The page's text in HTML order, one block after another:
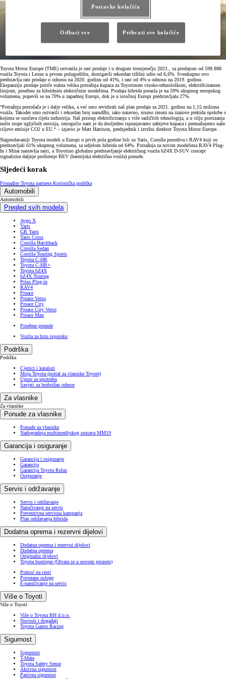
Toyota Motor Europe (TME) ostvarila je rast prodaje i u drugom tromjesečju 2021., sa prodajom od 598.888
vozila Toyota i Lexus u prvom polugodištu, dostigavši rekordan tržišni udio od 6,6%. Sveukupno ovo
predstavlja rast prodaje u odnosu na 2020. godinu od 41%, i rast od 4% u odnosu na 2019. godinu.
Ekspanziju prodaje potiče stalna velika potražnja kupaca za Toyotinom visoko-tehnološkom, elektrificiranom
linijom, posebno za hibridnim električnim modelima. Prodaja hibrida porasla je na 59% ukupnog europskog
volumena, popevši se na 70% u zapadnoj Europi, dok je u istočnoj Europi predstavljala 27%.
“Potražnja potrošača je i dalje velika, a već smo revidirali naš plan prodaje za 2021. godinu na 1,15 miliona
vozila. Također smo ostvarili i rekordan broj narudžbi, iako naravno, nismo imuni na izazove prekida opskrbe s
kojima se suočava cijela industrija. Naš pristup elektrificiranju s više različitih tehnologija, a u cilju postizanja
nulte stope ugljičnih emisija, omogućio nam je da dosljedno ispunjavamo zahtjeve kupaca i premašujemo naše
ciljeve emisije CO2 u EU.“ – izjavio je Matt Harrison, predsjednik i izvršni direktor Toyota Motor Europe.
Najprodavaniji Toyota modeli u Europi u prvih pola godine bili su Yaris, Corolla porodiva i RAV4 koji su
predstavljali 61% ukupnog volumena, sa udjelom hibrida od 64%. Potražnja za novim modelima RAV4 Plug-
In i Mirai nastavlja rasti, a Toyotino globalno predstavljanje električnog vozila bZ4X D-SUV concept
signalizira daljnje proširenje BEV (baterijska električna vozila) ponude.
Sljedeći korak
Pronađite Toyota partnera Korisnička podrška
Automobili
Automobili
Pregled svih modela
Aygo X
Yaris
GR Yaris
Yaris Cross
Corolla Hatchback
Corolla Sedan
Corolla Touring Sports
Toyota C-HR
Toyota C-HR+
Toyota bZ4X
bZ4X Touring
Prius Plug-in
RAV4
Proace
Proace Verso
Proace City
Proace City Verso
Proace Max
Posebne ponude
Vozila za brzu isporuku
Podrška
Podrška
Cjenici i katalozi
Moja Toyota (portal za vlasnike Toyote)
Upute za upotrebu
Savjeti za bezbrižan odmor
Za vlasnike
Za vlasnike
Ponude za vlasnike
Ponude za vlasnike
Nadogradnja multimedijskog sustava MM19
Garancija i osiguranje
Garancija i osiguranje
Garancija
Garancija Toyota Relax
Osiguranje
Servis i održavanje
Servis i održavanje
Naručivanje na servis
Preventivna servisna kampanja
Plan održavanja hibrida
Dodatna oprema i rezervni dijelovi
Dodatna oprema i rezervni dijelovi
Dodatna oprema
Originalni dijelovi
Toyota boutique (Otvara se u novom prozoru)
Pomoć na cesti
Povezane usluge
E-naručivanje na servis
Više o Toyoti
Više o Toyoti
Više o Toyota BH d.o.o.
Novosti i događaji
Toyota Gazoo Racing
Sigurnost
Sigurnost
T-Mate
Toyota Safety Sense
Aktivna sigurnost
Pasivna sigurnost
Postavke kolačića
Odbaci sve Prihvati sve kolačiće